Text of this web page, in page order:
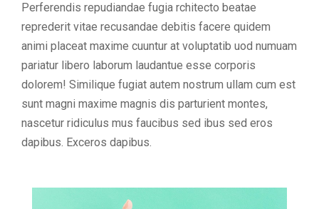
Perferendis repudiandae fugia rchitecto beatae
reprederit vitae recusandae debitis facere quidem
animi placeat maxime cuuntur at voluptatib uod numuam
pariatur libero laborum laudantue esse corporis
dolorem! Similique fugiat autem nostrum ullam cum est
sunt magni maxime magnis dis parturient montes,
nascetur ridiculus mus faucibus sed ibus sed eros
dapibus. Exceros dapibus.